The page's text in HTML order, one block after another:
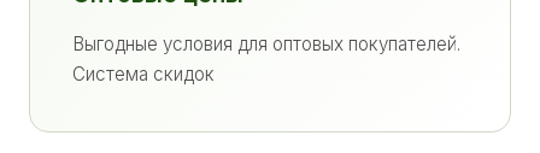
Выгодные условия для оптовых покупателей.
Система скидок